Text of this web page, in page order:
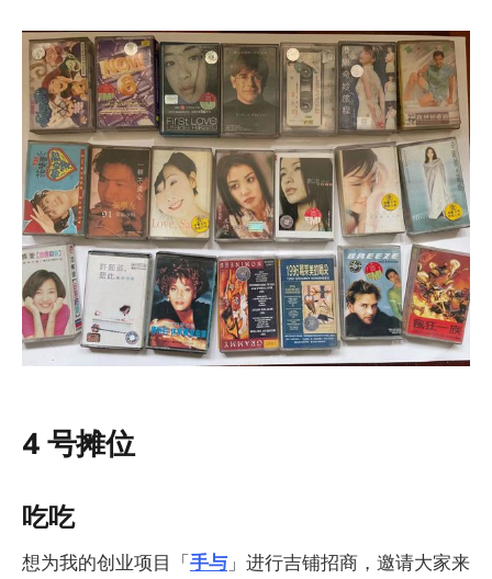
4 号摊位
吃吃
想为我的创业项目「手与 」进行吉铺招商，邀请大家来